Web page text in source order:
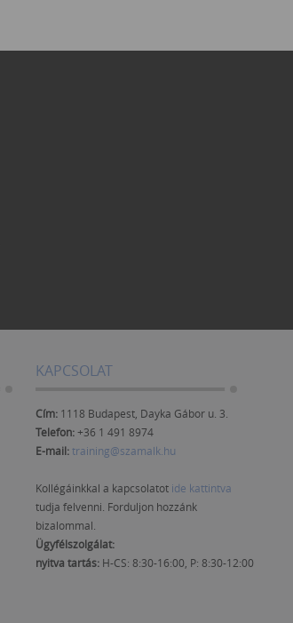
KAPCSOLAT
Cím: 1118 Budapest, Dayka Gábor u. 3.
Telefon:+36 1 491 8974
E-mail:training@szamalk.hu
Kollégáinkkal a kapcsolatot ide kattintva
tudja felvenni. Forduljon hozzánk
bizalommal.
Ügyfélszolgálat:
nyitva tartás: H-CS: 8:30-16:00, P: 8:30-12:00